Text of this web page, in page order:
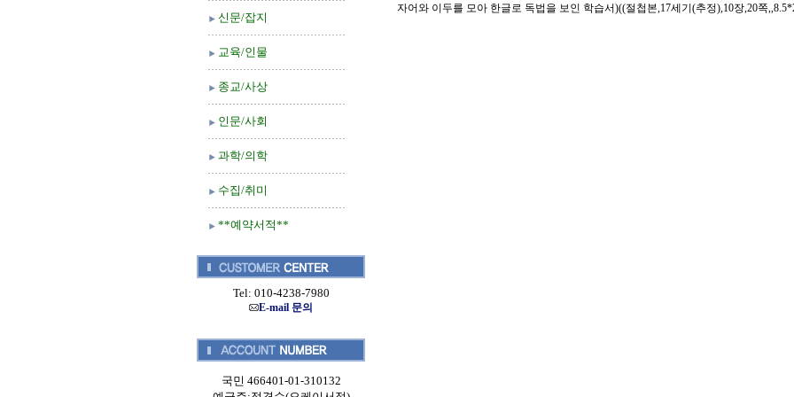
신문/잡지
교육/인물
종교/사상
인문/사회
과학/의학
수집/취미
**예약서적**
Tel: 010-4238-7980
E-mail 문의
국민 466401-01-310132
자어와 이두를 모아 한글로 독법을 보인 학습서)((절첩본,17세기(추정),10장,20쪽